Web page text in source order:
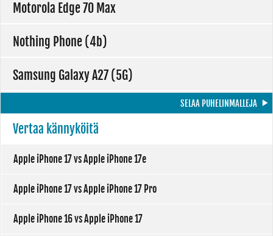
Motorola Edge 70 Max
Nothing Phone (4b)
Samsung Galaxy A27 (5G)
SELAA PUHELINMALLEJA
Vertaa kännyköitä
Apple iPhone 17 vs Apple iPhone 17e
Apple iPhone 17 vs Apple iPhone 17 Pro
Apple iPhone 16 vs Apple iPhone 17